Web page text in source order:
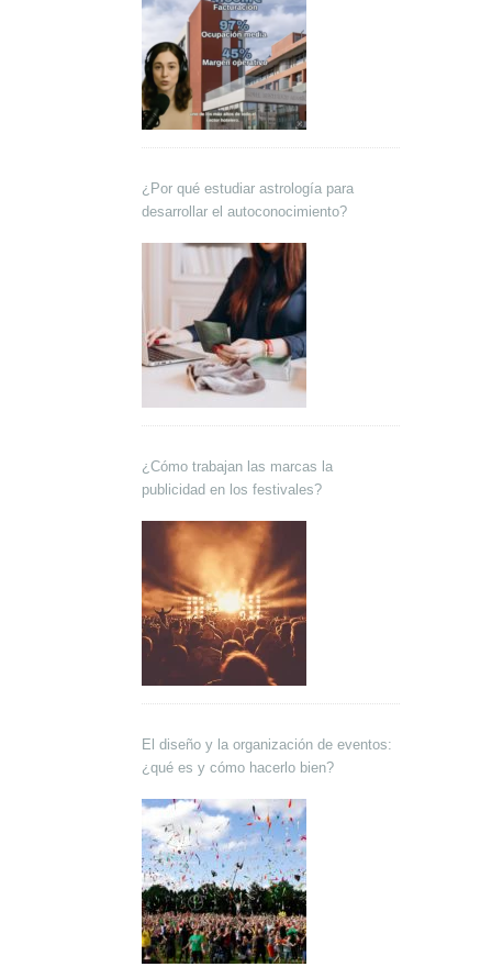
¿Por qué estudiar astrología para
desarrollar el autoconocimiento?
¿Cómo trabajan las marcas la
publicidad en los festivales?
El diseño y la organización de eventos:
¿qué es y cómo hacerlo bien?